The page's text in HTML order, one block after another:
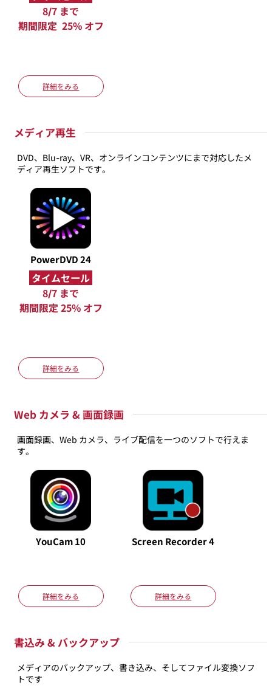
8/7 まで
期間限定 25% オフ
詳細をみる
メディア再生
DVD、Blu-ray、VR、オンラインコンテンツにまで対応したメ
ディア再生ソフトです。
PowerDVD 24
タイムセール
8/7 まで
期間限定 25% オフ
詳細をみる
Web カメラ & 画面録画
画面録画、Web カメラ、ライブ配信を一つのソフトで行えま
す。
YouCam 10
詳細をみる
Screen Recorder 4
詳細をみる
書込み & バックアップ
メディアのバックアップ、書き込み、そしてファイル変換ソフ
トです